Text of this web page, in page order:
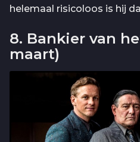
helemaal risicoloos is hij
8. Bankier van
maart)